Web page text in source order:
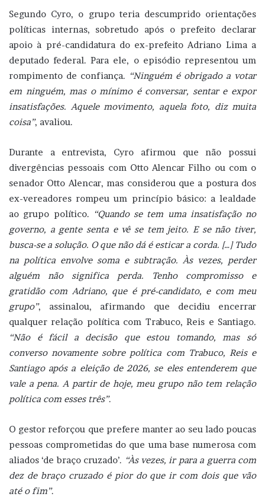
Segundo Cyro, o grupo teria descumprido orientações
políticas internas, sobretudo após o prefeito declarar
apoio à pré-candidatura do ex-prefeito Adriano Lima a
deputado federal. Para ele, o episódio representou um
rompimento de confiança. “Ninguém é obrigado a votar
em ninguém, mas o mínimo é conversar, sentar e expor
insatisfações. Aquele movimento, aquela foto, diz muita
coisa”, avaliou.
Durante a entrevista, Cyro afirmou que não possui
divergências pessoais com Otto Alencar Filho ou com o
senador Otto Alencar, mas considerou que a postura dos
ex-vereadores rompeu um princípio básico: a lealdade
ao grupo político. “Quando se tem uma insatisfação no
governo, a gente senta e vê se tem jeito. E se não tiver,
busca-se a solução. O que não dá é esticar a corda. […] Tudo
na política envolve soma e subtração. Às vezes, perder
alguém não significa perda. Tenho compromisso e
gratidão com Adriano, que é pré-candidato, e com meu
grupo”, assinalou, afirmando que decidiu encerrar
qualquer relação política com Trabuco, Reis e Santiago.
“Não é fácil a decisão que estou tomando, mas só
converso novamente sobre política com Trabuco, Reis e
Santiago após a eleição de 2026, se eles entenderem que
vale a pena. A partir de hoje, meu grupo não tem relação
política com esses três”.
O gestor reforçou que prefere manter ao seu lado poucas
pessoas comprometidas do que uma base numerosa com
aliados ‘de braço cruzado’. “Às vezes, ir para a guerra com
dez de braço cruzado é pior do que ir com dois que vão
até o fim”.